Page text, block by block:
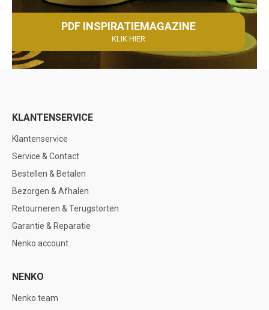
PDF INSPIRATIEMAGAZINE
KLIK HIER
KLANTENSERVICE
Klantenservice
Service & Contact
Bestellen & Betalen
Bezorgen & Afhalen
Retourneren & Terugstorten
Garantie & Reparatie
Nenko account
NENKO
Nenko team